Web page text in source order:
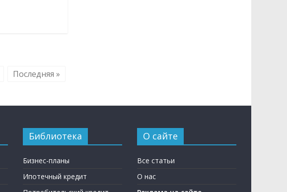
Последняя »
Библиотека
Бизнес-планы
Ипотечный кредит
О сайте
Все статьи
О нас